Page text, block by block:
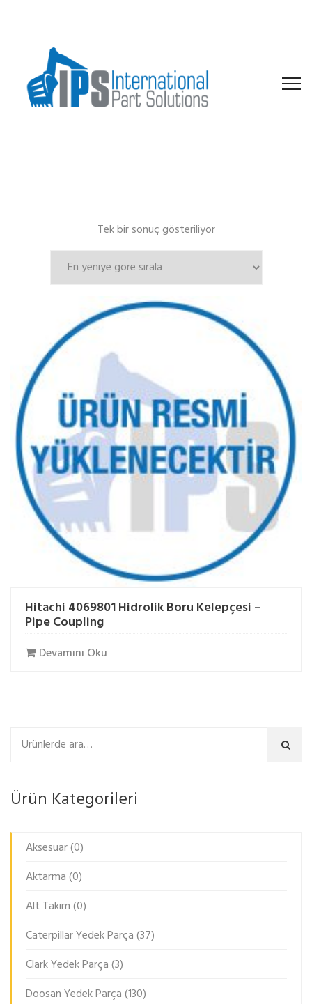
Tek bir sonuç gösteriliyor
Hitachi 4069801 Hidrolik Boru Kelepçesi –
Pipe Coupling
Devamını Oku
Ara
Ürün Kategorileri
Aksesuar(0)
Aktarma(0)
Alt Takım(0)
Caterpillar Yedek Parça(37)
Clark Yedek Parça(3)
Doosan Yedek Parça(130)